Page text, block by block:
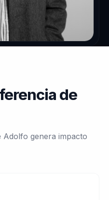
de
Adolfo genera impacto